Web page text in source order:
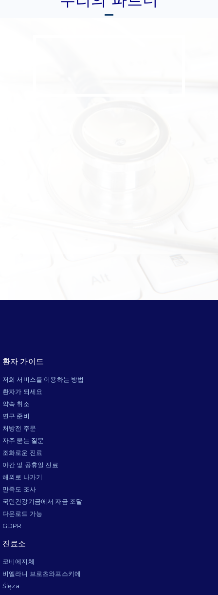
환자 가이드
저희 서비스를 이용하는 방법
환자가 되세요
약속 취소
연구 준비
처방전 주문
자주 묻는 질문
조화로운 진료
야간 및 공휴일 진료
해외로 나가기
만족도 조사
국민건강기금에서 자금 조달
다운로드 가능
GDPR
진료소
코비에지체
비엘라니 브로츠와프스키에
Ślęza